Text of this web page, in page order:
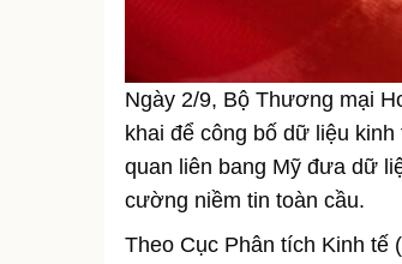
Ngày 2/9, Bộ Thương mại
khai để công bố dữ liệu
quan liên bang Mỹ đưa dữ
cường niềm tin toàn cầu.
Theo Cục Phân tích Kinh tế